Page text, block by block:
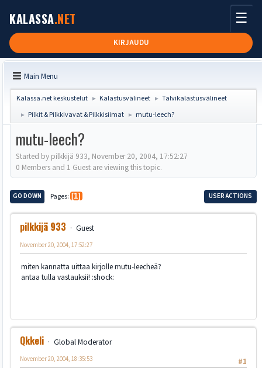
KALASSA.NET
KIRJAUDU
☰
Main Menu
Kalassa.net keskustelut ► Kalastusvälineet ► Talvikalastusvälineet
► Pilkit & Pilkkivavat & Pilkkisiimat ► mutu-leech?
mutu-leech?
Started by pilkkijä 933, November 20, 2004, 17:52:27
0 Members and 1 Guest are viewing this topic.
GO DOWN Pages 1 USER ACTIONS
pilkkijä 933 Guest
November 20, 2004, 17:52:27
miten kannatta uittaa kirjolle mutu-leecheä?
antaa tulla vastauksii! :shock:
Qkkeli
Global Moderator
#1
November 20, 2004, 18:35:53